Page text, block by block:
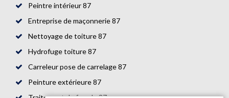
Peintre intérieur 87
Entreprise de maçonnerie 87
Nettoyage de toiture 87
Hydrofuge toiture 87
Carreleur pose de carrelage 87
Peinture extérieure 87